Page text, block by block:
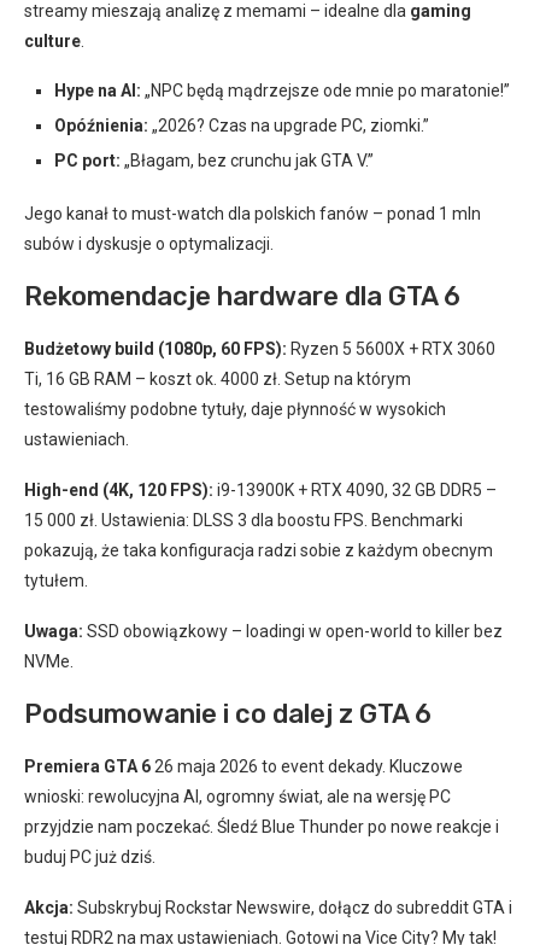
streamy mieszają analizę z memami – idealne dla gaming
culture
Hype na AI: „NPC będą mądrzejsze ode mnie po maratonie!”
Opóźnienia: „2026? Czas na upgrade PC, ziomki.”
PC port: „Błagam, bez crunchu jak GTA V.”
Jego kanał to must-watch dla polskich fanów – ponad 1 mln
subów i dyskusje o optymalizacji.
Rekomendacje hardware dla GTA 6
Budżetowy build (1080p, 60 FPS): Ryzen 5 5600X + RTX 3060
Ti, 16 GB RAM – koszt ok. 4000 zł. Setup na którym
testowaliśmy podobne tytuły, daje płynność w wysokich
ustawieniach.
High-end (4K, 120 FPS): i9-13900K + RTX 4090, 32 GB DDR5 –
15 000 zł. Ustawienia: DLSS 3 dla boostu FPS. Benchmarki
pokazują, że taka konfiguracja radzi sobie z każdym obecnym
tytułem.
Uwaga: SSD obowiązkowy – loadingi w open-world to killer bez
NVMe.
Podsumowanie i co dalej z GTA 6
Premiera GTA 6 26 maja 2026 to event dekady. Kluczowe
wnioski: rewolucyjna AI, ogromny świat, ale na wersję PC
przyjdzie nam poczekać. Śledź Blue Thunder po nowe reakcje i
buduj PC już dziś.
Akcja: Subskrybuj Rockstar Newswire, dołącz do subreddit GTA i
testuj RDR2 na max ustawieniach. Gotowi na Vice City? My tak!